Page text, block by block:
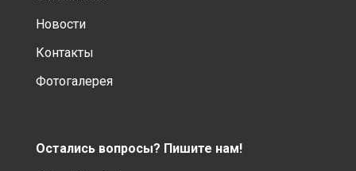
Новости
Контакты
Фотогалерея
Остались вопросы? Пишите нам!